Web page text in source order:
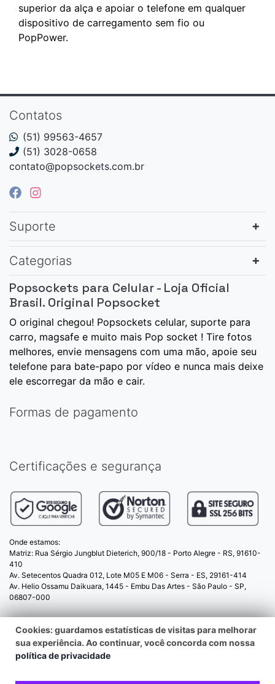
superior da alça e apoiar o telefone em qualquer
dispositivo de carregamento sem fio ou
PopPower.
Contatos
(51) 99563-4657
(51) 3028-0658
contato@popsockets.com.br
Suporte
Categorias
Popsockets para Celular - Loja Oficial
Brasil. Original Popsocket
O original chegou! Popsockets celular, suporte para
carro, magsafe e muito mais Pop socket ! Tire fotos
melhores, envie mensagens com uma mão, apoie seu
telefone para bate-papo por vídeo e nunca mais deixe
ele escorregar da mão e cair.
Formas de pagamento
Certificações e segurança
Onde estamos:
Matriz: Rua Sérgio Jungblut Dieterich, 900/18 - Porto Alegre - RS, 91610-
410
Av. Setecentos Quadra 012, Lote M05 E M06 - Serra - ES, 29161-414
Av. Helio Ossamu Daikuara, 1445 - Embu Das Artes - São Paulo - SP,
06807-000
© 2025 PopSockets.com.br - CNPJ:
06.051.394/0001-93 - Todos os direitos reservados
Cookies: guardamos estatísticas de visitas para melhorar
sua experiência. Ao continuar, você concorda com nossa
política de privacidade